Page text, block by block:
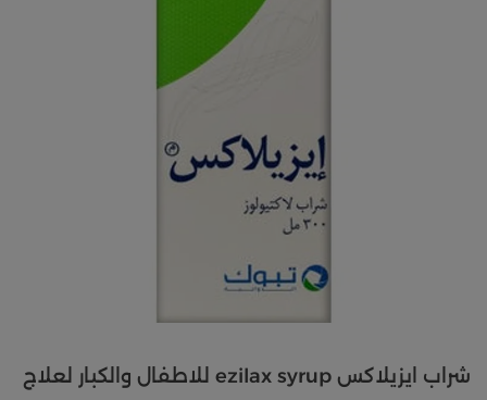
شراب ايزيلاكس ezilax syrup للاطفال والكبار لعلاج